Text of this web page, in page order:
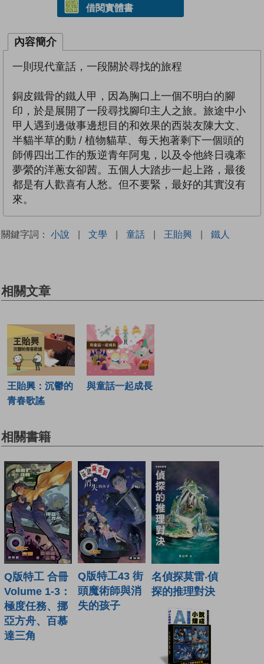
借閱實體書
內容簡介
一則現代童話，一段關於尋找的旅程
銅皮鐵骨的鐵人甲，因為胸口上一個不明白的腳
印，於是展開了一段尋找腳印主人之旅。旅途中小
甲人遇到邊做事邊想目的和效果的西裝友陳大文、
半貓半草的動 / 植物貓草、每天抱著剩下一個頭的
師傅四出工作的叛逆青年阿鬼，以及令他終日魂牽
夢縈的洋蔥女卻茜。五個人大踏步一起上路，最後
都是有人歡喜有人愁。但不要緊，最好的其實沒有
來。
關鍵字詞： 小說 | 文學 | 童話 | 王貽興 | 鐵人
相關文章
王貽興：沉鬱的
青春歌謠
與童話一起成長
相關書籍
Q版特工 合冊
Volume 1-3：
極度任務、挪
亞方舟、百慕
達三角
Q版特工43 街
頭魔術師與消
失的孩子
名偵探莫雷‧偵
探的推理對決